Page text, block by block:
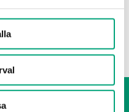
kanaler